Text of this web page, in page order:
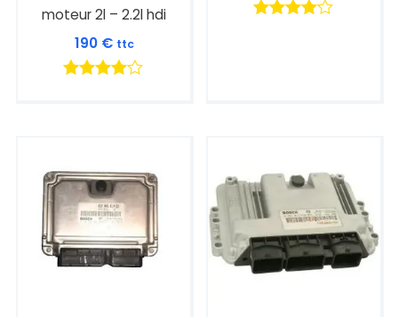
moteur 2l – 2.2l hdi
190 € ttc